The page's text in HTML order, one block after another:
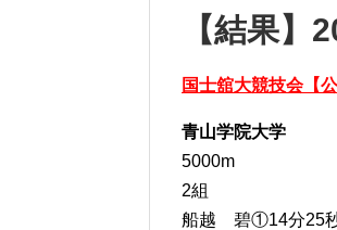
【結果
国士舘大競技会【
青山学院大学
5000m
2組
船越 碧①14分25